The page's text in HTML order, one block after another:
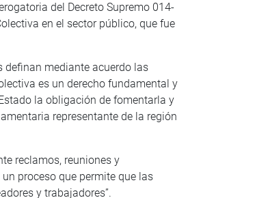
del Decreto Supremo 014-
en el sector público, que fue
definan mediante acuerdo las
es un derecho fundamental y
la obligación de fomentarla y
representante de la región
reclamos, reuniones y
proceso que permite que las
y trabajadores”.